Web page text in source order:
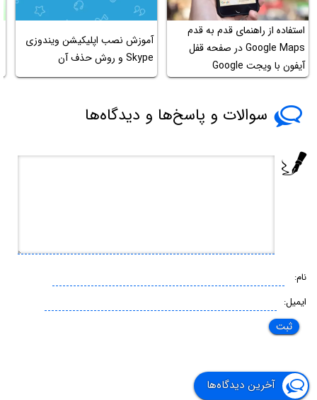
استفاده از راهنمای قدم به قدم
Google Maps در صفحه قفل
آیفون با ویجت Google
Directions
آموزش نصب اپلیکیشن ویندوزی
Skype و روش حذف آن
سوالات و پاسخ‌ها و دیدگاه‌ها
نام:
ایمیل:
آخرین دیدگاه‌ها